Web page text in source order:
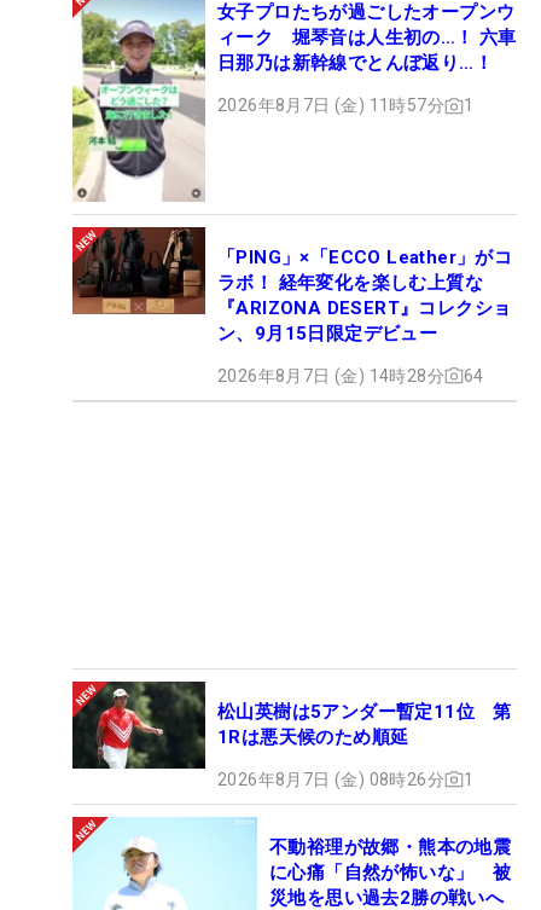
女子プロたちが過ごしたオープンウ
ィーク 堀琴音は人生初の…！ 六車
日那乃は新幹線でとんぼ返り…！
2026年8月7日 (金) 11時57分 1
「PING」×「ECCO Leather」がコ
ラボ！ 経年変化を楽しむ上質な
『ARIZONA DESERT』コレクショ
ン、9月15日限定デビュー
2026年8月7日 (金) 14時28分 64
松山英樹は5アンダー暫定11位 第
1Rは悪天候のため順延
2026年8月7日 (金) 08時26分 1
不動裕理が故郷・熊本の地震
に心痛「自然が怖いな」 被
災地を思い過去2勝の戦いへ